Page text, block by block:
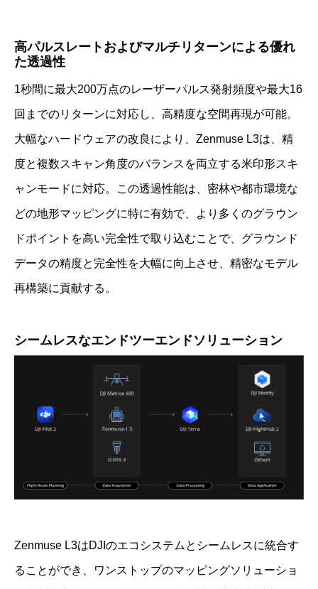
高パルスレートおよびマルチリターンによる優れ
た透過性
1秒間に最大200万点のレーザーパルス発射頻度や最大16
回までのリターンに対応し、高精度な空間再現が可能。
大幅なハードウェアの改良により、Zenmuse L3は、精
度と複数スキャン角度のバランスを両立する米印形スキ
ャンモードに対応。この透過性能は、密林や都市環境な
どの地形マッピングに特に有効で、より多くのグラウン
ドポイントを高い完全性で取り込むことで、グラウンド
データの精度と完全性を大幅に向上させ、精密なモデル
再構築に貢献する。
シームレスなエンドツーエンドソリューション
Zenmuse L3はDJIのエコシステムとシームレスに統合す
ることができ、ワンストップのマッピングソリューショ